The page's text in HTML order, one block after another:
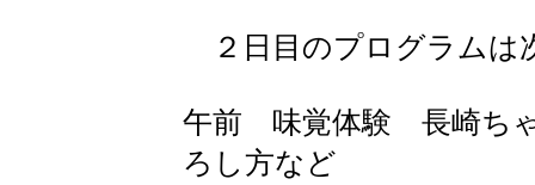
２日目のプログラムは
午前 味覚体験 長崎ち
ろし方など